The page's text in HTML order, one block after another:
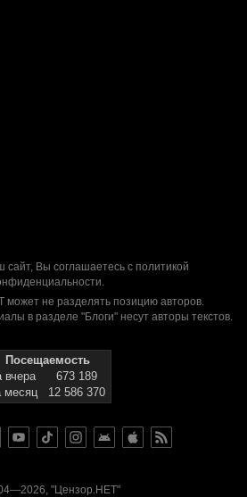
сайт, Вы соглашаетесь с политикой
.
может не разделять позицию авторов.
в разделе "Блоги" несут авторы текстов.
Посещаемость
вчера
673 189
месяц
12 586 370
"Цензор.НЕТ"